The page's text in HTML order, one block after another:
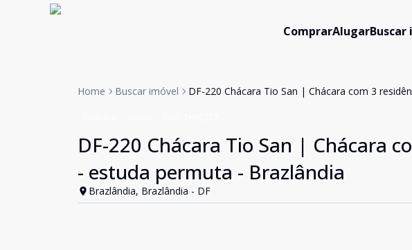
ComprarAlugarBuscar
Home Buscar imóvel DF-220 Chácara Tio San | Chácara com 3
DF-220 Chácara Tio San | Chácara
- estuda permuta - Brazlândia
Brazlândia, Brazlândia - DF